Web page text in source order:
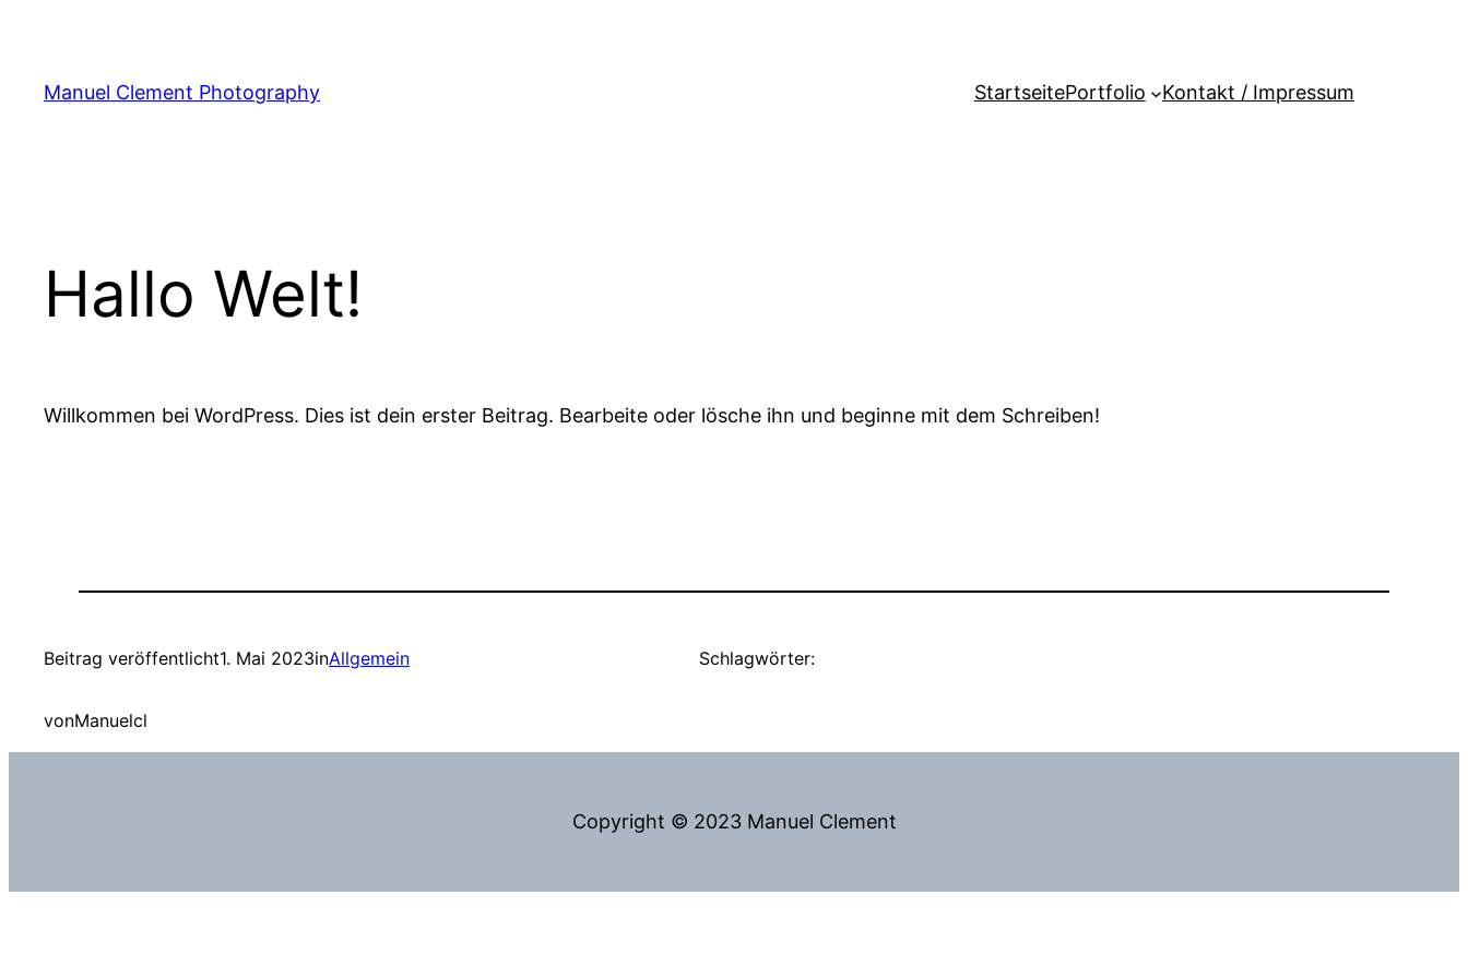
springen
Manuel Clement Photography StartseitePortfolio Kontakt / Impressum
Hallo Welt!
Willkommen bei WordPress. Dies ist dein erster Beitrag. Bearbeite oder lösche ihn und beginne mit dem Schreiben!
Beitrag veröffentlicht1. Mai 2023inAllgemein
vonManuelcl
Schlagwörter:
Copyright © 2023 Manuel Clement